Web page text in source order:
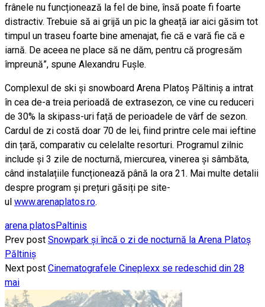
frânele nu funcționează la fel de bine, însă poate fi foarte
distractiv. Trebuie să ai grijă un pic la gheață iar aici găsim tot
timpul un traseu foarte bine amenajat, fie că e vară fie că e
iarnă. De aceea ne place să ne dăm, pentru că progresăm
împreună”, spune Alexandru Fușle.
Complexul de ski și snowboard Arena Platoș Păltiniș a intrat
în cea de-a treia perioadă de extrasezon, ce vine cu reduceri
de 30% la skipass-uri față de perioadele de vârf de sezon.
Cardul de zi costă doar 70 de lei, fiind printre cele mai ieftine
din țară, comparativ cu celelalte resorturi. Programul zilnic
include și 3 zile de nocturnă, miercurea, vinerea și sâmbăta,
când instalațiile funcționează până la ora 21. Mai multe detalii
despre program și prețuri găsiți pe site-
ul www.arenaplatos.ro.
arena platosPaltinis
Prev post Snowpark și încă o zi de nocturnă la Arena Platoș
Păltiniș
Next post Cinematografele Cineplexx se redeschid din 28
mai